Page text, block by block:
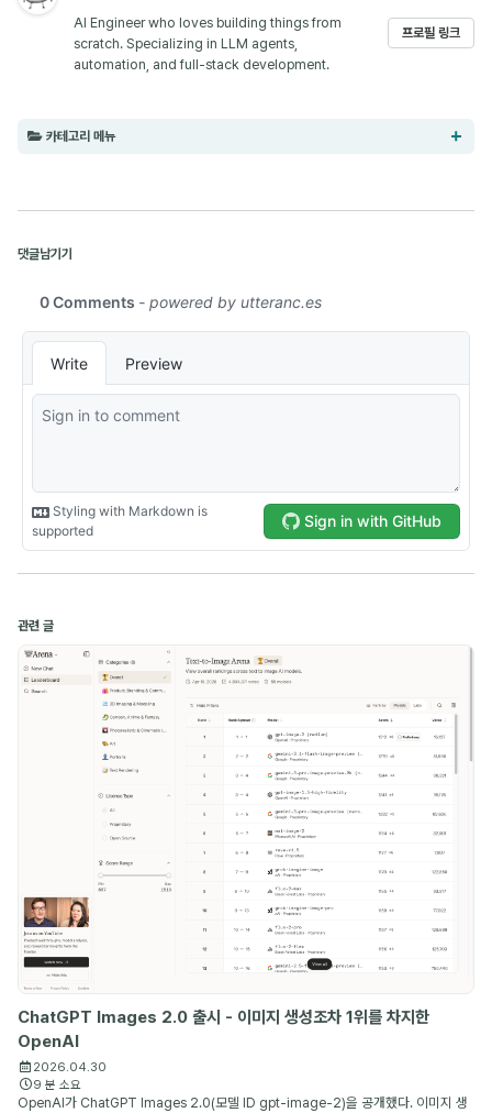
AI Engineer who loves building things from
scratch. Specializing in LLM agents,
automation, and full-stack development.
프로필 링크
카테고리 메뉴
Obsidian (5)
Development (13)
Computer Science (1)
Kakao Tech Campus (13)
Google ML Bootcamp (14)
Daily (5)
Experience (2)
댓글남기기
관련 글
ChatGPT Images 2.0 출시 - 이미지 생성조차 1위를 차지한
OpenAI
2026.04.30
9 분 소요
OpenAI가 ChatGPT Images 2.0(모델 ID gpt-image-2)을 공개했다. 이미지 생